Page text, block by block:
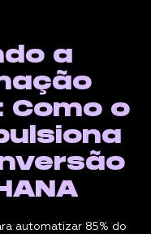
a
o
automatizar 85% do